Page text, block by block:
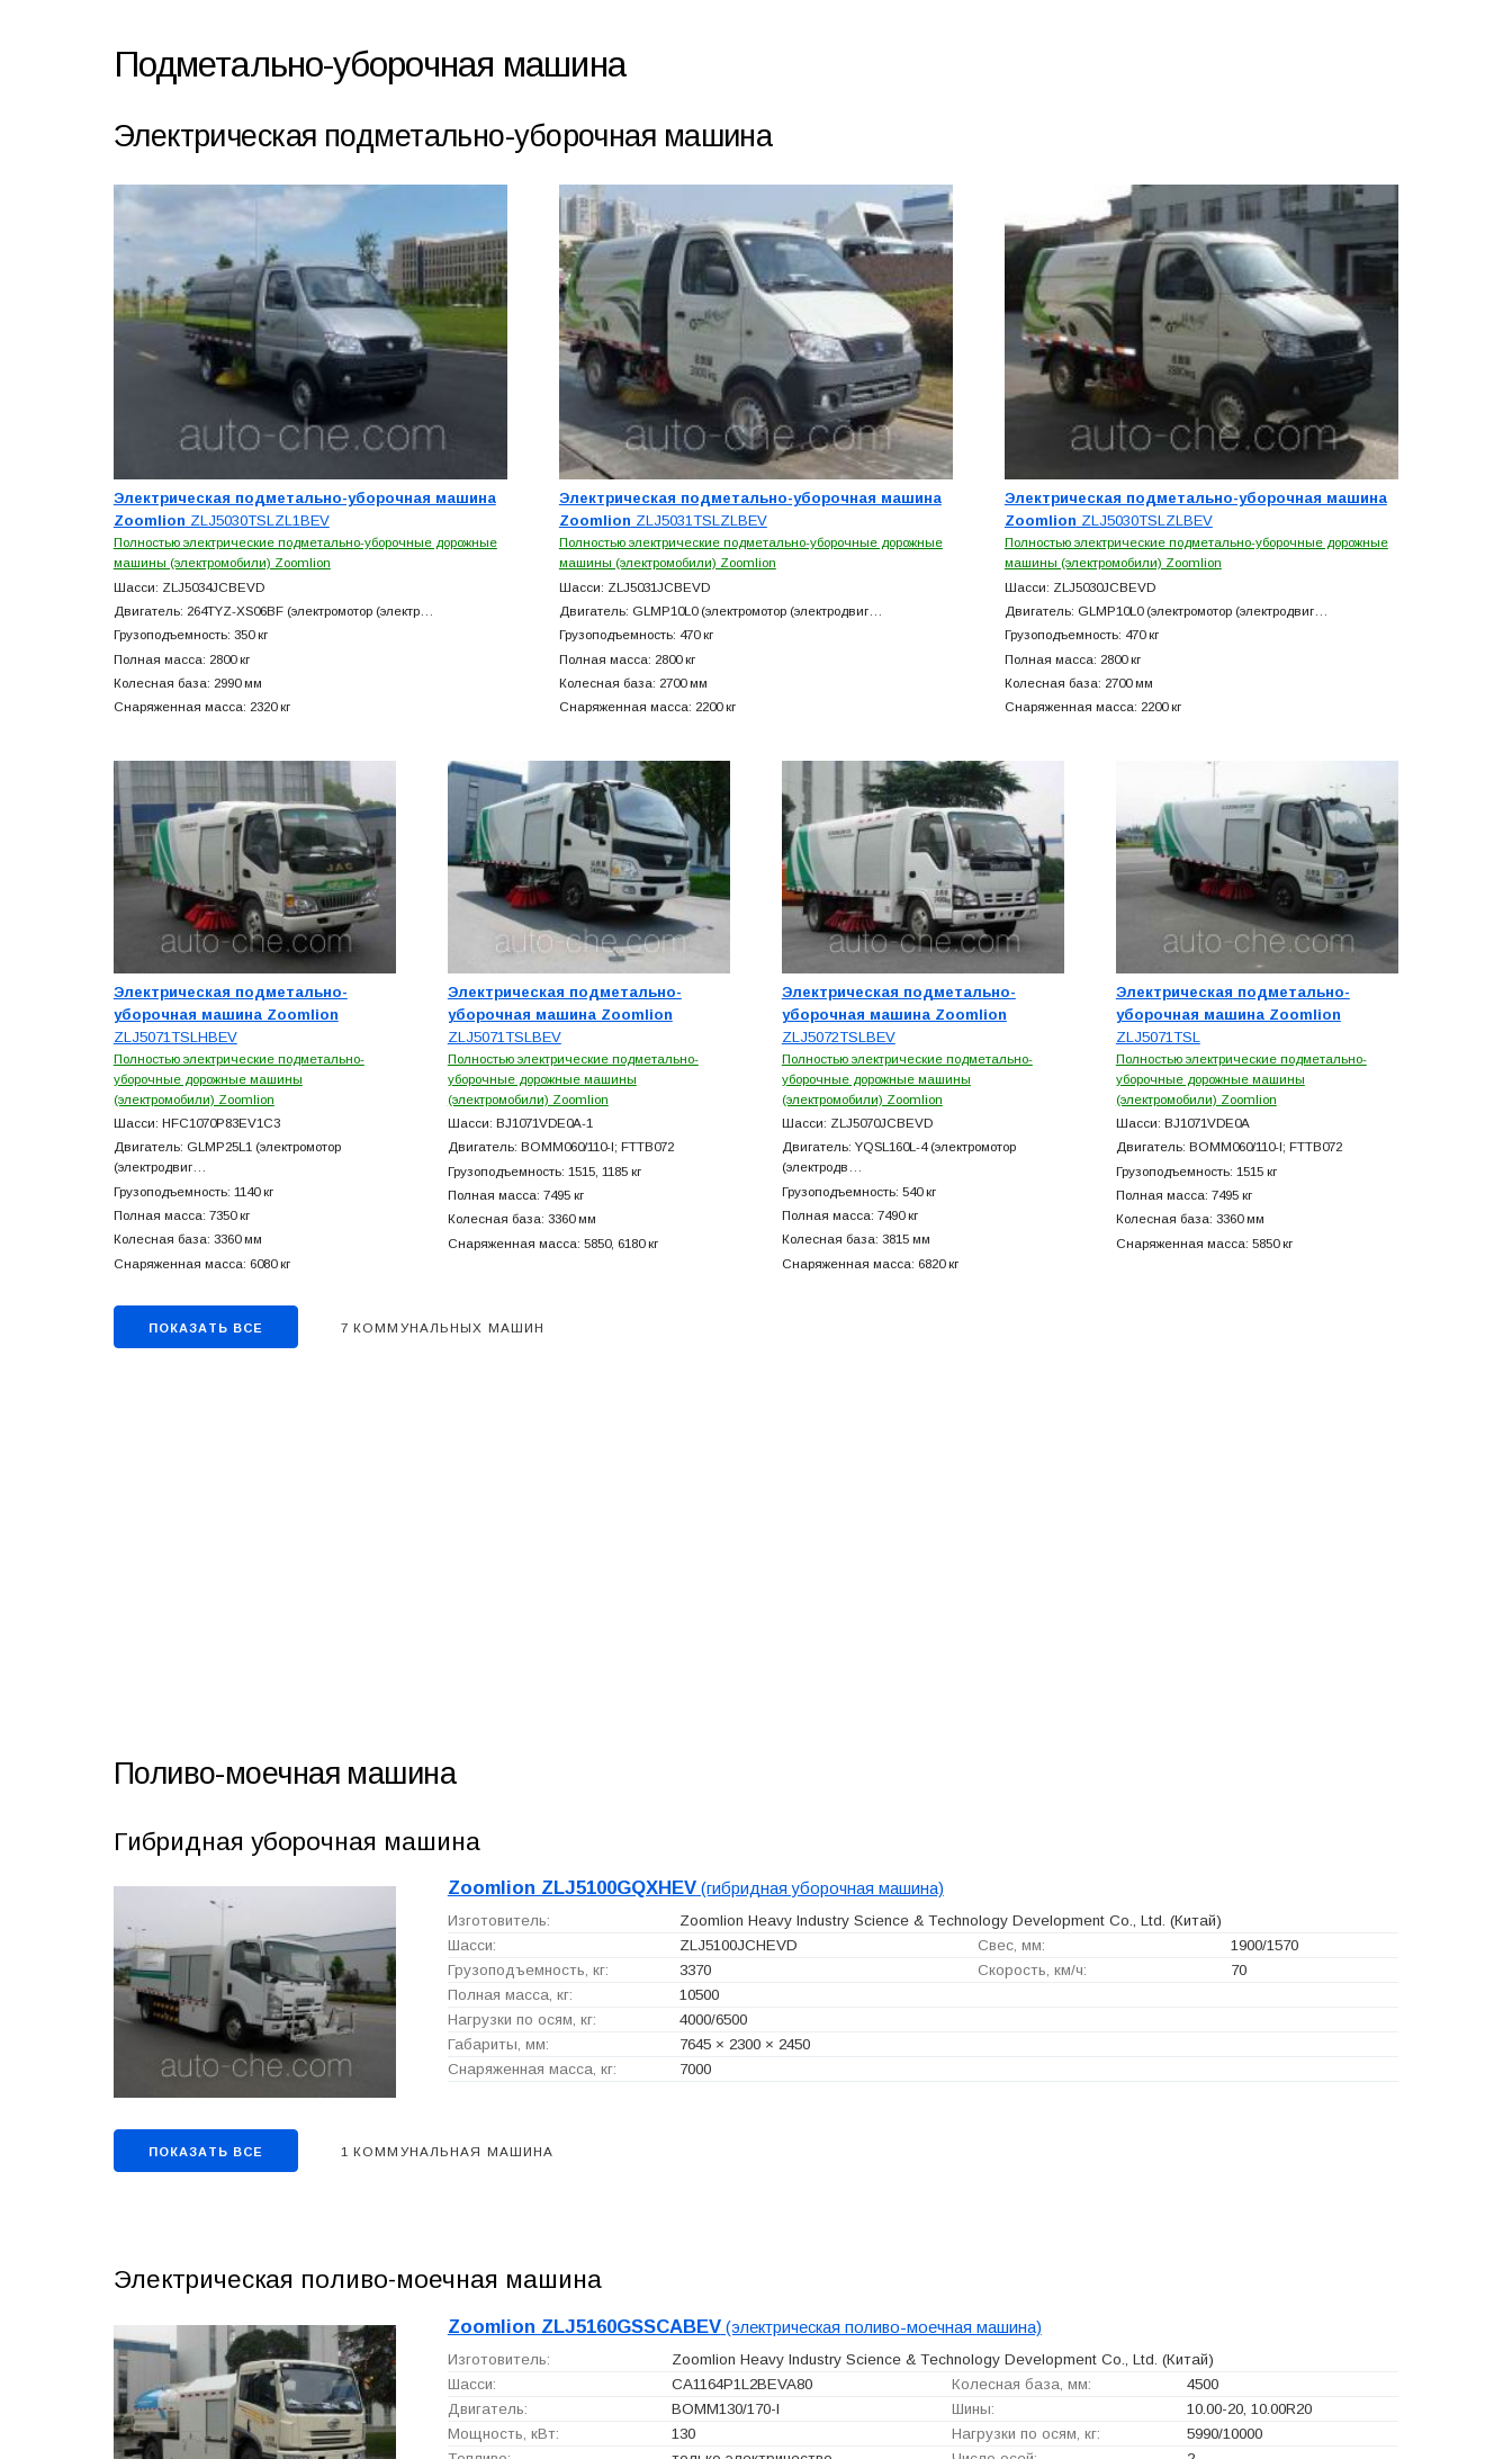
Подметально-уборочная машина
Электрическая подметально-уборочная машина
Электрическая подметально-уборочная машина
Zoomlion ZLJ5030TSLZL1BEV
Полностью электрические подметально-уборочные дорожные
машины (электромобили) Zoomlion
Шасси: ZLJ5034JCBEVD
Двигатель: 264TYZ-XS06BF (электромотор (электр…
Грузоподъемность: 350 кг
Полная масса: 2800 кг
Колесная база: 2990 мм
Снаряженная масса: 2320 кг
Электрическая подметально-уборочная машина
Zoomlion ZLJ5031TSLZLBEV
Полностью электрические подметально-уборочные дорожные
машины (электромобили) Zoomlion
Шасси: ZLJ5031JCBEVD
Двигатель: GLMP10L0 (электромотор (электродвиг…
Грузоподъемность: 470 кг
Полная масса: 2800 кг
Колесная база: 2700 мм
Снаряженная масса: 2200 кг
Электрическая подметально-уборочная машина
Zoomlion ZLJ5030TSLZLBEV
Полностью электрические подметально-уборочные дорожные
машины (электромобили) Zoomlion
Шасси: ZLJ5030JCBEVD
Двигатель: GLMP10L0 (электромотор (электродвиг…
Грузоподъемность: 470 кг
Полная масса: 2800 кг
Колесная база: 2700 мм
Снаряженная масса: 2200 кг
Электрическая подметально-
уборочная машина Zoomlion
ZLJ5071TSLHBEV
Полностью электрические подметально-
уборочные дорожные машины
(электромобили) Zoomlion
Шасси: HFC1070P83EV1C3
Двигатель: GLMP25L1 (электромотор
(электродвиг…
Грузоподъемность: 1140 кг
Полная масса: 7350 кг
Колесная база: 3360 мм
Снаряженная масса: 6080 кг
Электрическая подметально-
уборочная машина Zoomlion
ZLJ5071TSLBEV
Полностью электрические подметально-
уборочные дорожные машины
(электромобили) Zoomlion
Шасси: BJ1071VDE0A-1
Двигатель: BOMM060/110-I; FTTB072
Грузоподъемность: 1515, 1185 кг
Полная масса: 7495 кг
Колесная база: 3360 мм
Снаряженная масса: 5850, 6180 кг
Электрическая подметально-
уборочная машина Zoomlion
ZLJ5072TSLBEV
Полностью электрические подметально-
уборочные дорожные машины
(электромобили) Zoomlion
Шасси: ZLJ5070JCBEVD
Двигатель: YQSL160L-4 (электромотор
(электродв…
Грузоподъемность: 540 кг
Полная масса: 7490 кг
Колесная база: 3815 мм
Снаряженная масса: 6820 кг
Электрическая подметально-
уборочная машина Zoomlion
ZLJ5071TSL
Полностью электрические подметально-
уборочные дорожные машины
(электромобили) Zoomlion
Шасси: BJ1071VDE0A
Двигатель: BOMM060/110-I; FTTB072
Грузоподъемность: 1515 кг
Полная масса: 7495 кг
Колесная база: 3360 мм
Снаряженная масса: 5850 кг
ПОКАЗАТЬ ВСЕ 7 КОММУНАЛЬНЫХ МАШИН
Поливо-моечная машина
Гибридная уборочная машина
Zoomlion ZLJ5100GQXHEV(гибридная уборочная машина)
Изготовитель: Zoomlion Heavy Industry Science & Technology Development Co., Ltd. (Китай)
Шасси:
ZLJ5100JCHEVD Свес, мм:
1900/1570
Грузоподъемность, кг:
3370 Скорость, км/ч:
70
Полная масса, кг:
10500
Нагрузки по осям, кг:
4000/6500
Габариты, мм:
7645 × 2300 × 2450
Снаряженная масса, кг:
7000
ПОКАЗАТЬ ВСЕ 1 КОММУНАЛЬНАЯ МАШИНА
Электрическая поливо-моечная машина
Zoomlion ZLJ5160GSSCABEV(электрическая поливо-моечная машина)
Изготовитель: Zoomlion Heavy Industry Science & Technology Development Co., Ltd. (Китай)
Шасси:
CA1164P1L2BEVA80 Колесная база, мм:
4500
Двигатель:
BOMM130/170-I Шины:
10.00-20, 10.00R20
Мощность, кВт:
130 Нагрузки по осям, кг:
5990/10000